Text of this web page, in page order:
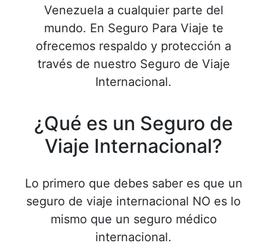
Venezuela a cualquier parte del
mundo. En Seguro Para Viaje te
ofrecemos respaldo y protección a
través de nuestro Seguro de Viaje
Internacional.
¿Qué es un Seguro de
Viaje Internacional?
Lo primero que debes saber es que un
seguro de viaje internacional NO es lo
mismo que un seguro médico
internacional.